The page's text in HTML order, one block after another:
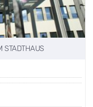
STADTHAUS